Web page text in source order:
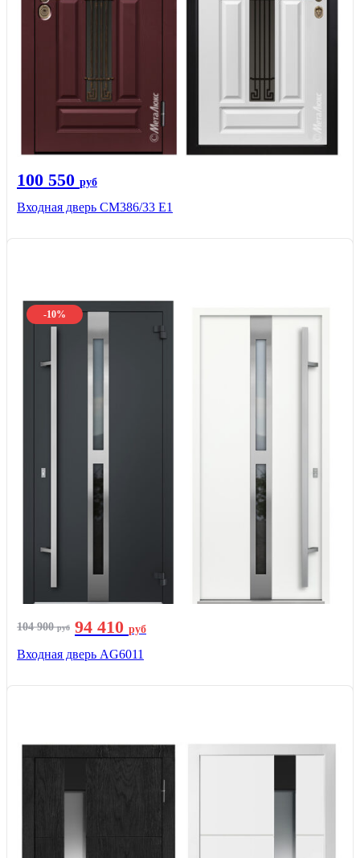
100 550 руб
Входная дверь СМ386/33 Е1
-10%
104 900руб 94 410 руб
Входная дверь AG6011